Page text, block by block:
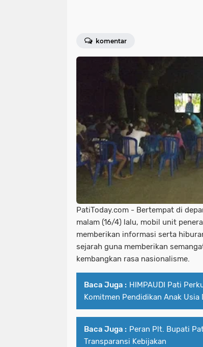
komentar
PatiToday.com - Bertempat di
malam (16/4) lalu, mobil unit
memberikan informasi serta
sejarah guna memberikan
kembangkan rasa nasionalisme.
Baca Juga : HIMPAUDI Pati
Komitmen Pendidikan Anak Usia
Baca Juga : Peran Plt. Bupati
Transparansi Kebijakan